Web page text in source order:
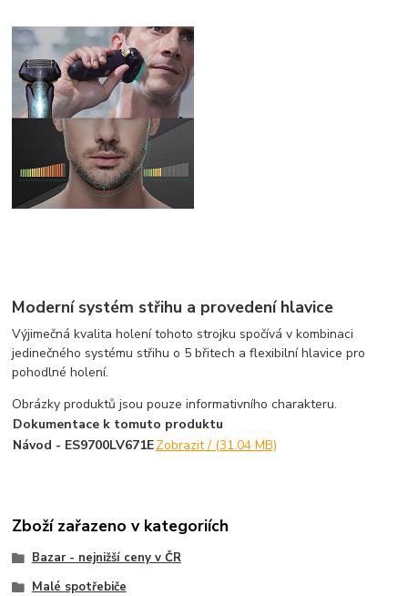
Moderní systém střihu a provedení hlavice
Výjimečná kvalita holení tohoto strojku spočívá v kombinaci
jedinečného systému střihu o 5 břitech a flexibilní hlavice pro
pohodlné holení.
Obrázky produktů jsou pouze informativního charakteru.
Dokumentace k tomuto produktu
Návod - ES9700LV671EZobrazit / (31.04 MB)
Zboží zařazeno v kategoriích
Bazar - nejnižší ceny v ČR
Malé spotřebiče